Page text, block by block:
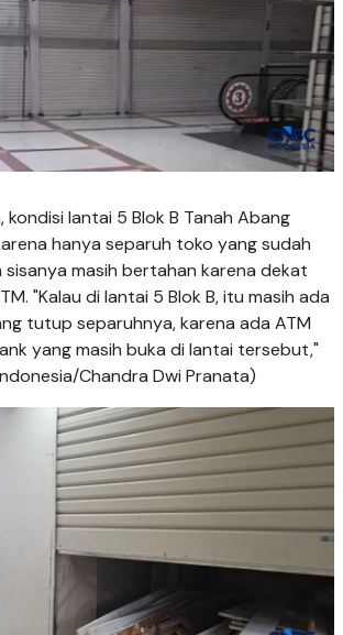
kondisi lantai 5 Blok B Tanah Abang
hanya separuh toko yang sudah
masih bertahan karena dekat
"Kalau di lantai 5 Blok B, itu masih ada
tutup separuhnya, karena ada ATM
yang masih buka di lantai tersebut,"
Chandra Dwi Pranata)